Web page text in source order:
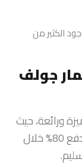
الكثير من
جولف
ورائعة، حيث
يتم دفع 10% مقدم خلال الحجز، كذلك يتم دفع 80% خلال